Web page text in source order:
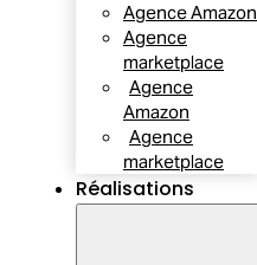
Agence Amazon
Agence
marketplace
Agence
Amazon
Agence
marketplace
Réalisations